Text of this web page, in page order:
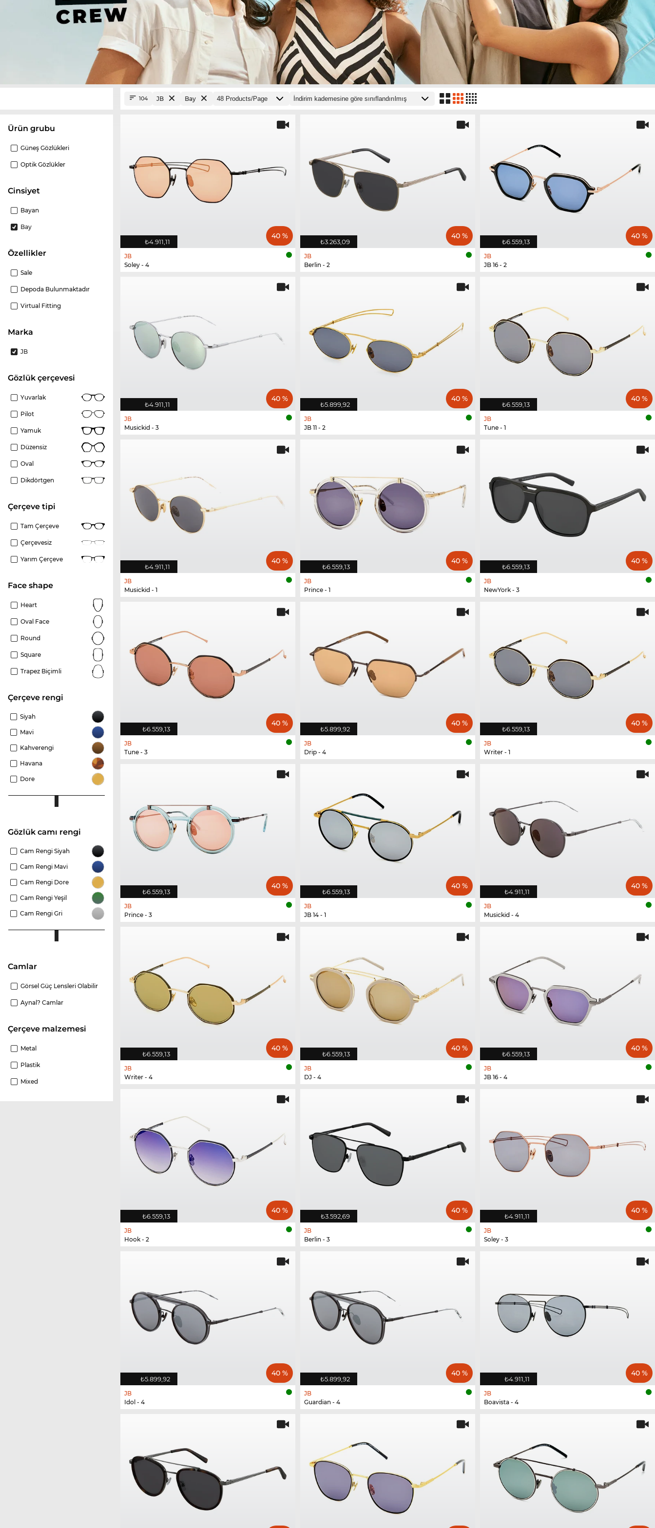
ürün grubu
Güneş Gözlükleri
Optik Gözlükler
Cinsiyet
Bayan
Bay
Özellikler
Sale
Depoda Bulunmaktadır
Virtual Fitting
Marka
JB
gözlük çerçevesi
Yuvarlak
Pilot
Yamuk
Düzensiz
Oval
Dikdörtgen
çerçeve tipi
Tam Çerçeve
Çerçevesiz
Yarım Çerçeve
Face shape
Heart
Oval Face
Round
Square
Trapez Biçimli
çerçeve rengi
Siyah
Mavi
Kahverengi
Havana
Dore
Gözlük camı rengi
Cam Rengi Siyah
Cam Rengi Mavi
Cam Rengi Dore
Cam Rengi Yeşil
Cam Rengi Gri
camlar
Görsel Güç Lensleri Olabilir
Aynal? Camlar
Çerçeve malzemesi
Metal
Plastik
Mixed
104 JB Bay
₺4.911,11
40 %
JB
Soley - 4
₺3.263,09
40 %
JB
Berlin - 2
₺6.559,13
40 %
JB
JB 16 - 2
₺4.911,11
40 %
JB
Musickid - 3
₺5.899,92
40 %
JB
JB 11 - 2
₺6.559,13
40 %
JB
Tune - 1
₺4.911,11
40 %
JB
Musickid - 1
₺6.559,13
40 %
JB
Prince - 1
₺6.559,13
40 %
JB
NewYork - 3
₺6.559,13
40 %
JB
Tune - 3
₺5.899,92
40 %
JB
Drip - 4
₺6.559,13
40 %
JB
Writer - 1
₺6.559,13
40 %
JB
Prince - 3
₺6.559,13
40 %
JB
JB 14 - 1
₺4.911,11
40 %
JB
Musickid - 4
₺6.559,13
40 %
JB
Writer - 4
₺6.559,13
40 %
JB
DJ - 4
₺6.559,13
40 %
JB
JB 16 - 4
₺6.559,13
40 %
JB
Hook - 2
₺3.592,69
40 %
JB
Berlin - 3
₺4.911,11
40 %
JB
Soley - 3
₺5.899,92
40 %
JB
Idol - 4
₺5.899,92
40 %
JB
Guardian - 4
₺4.911,11
40 %
JB
Boavista - 4